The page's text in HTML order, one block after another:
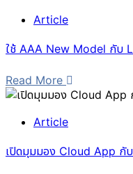
Article
ใช้ AAA New Model กับ
Read More
Article
เปิดมุมมอง Cloud App กั